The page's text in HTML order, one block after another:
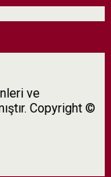
ve
Copyright ©